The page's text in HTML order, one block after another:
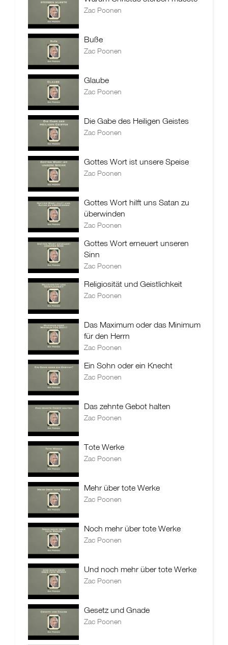
Zac Poonen
Buße
Zac Poonen
Glaube
Zac Poonen
Die Gabe des Heiligen Geistes
Zac Poonen
Gottes Wort ist unsere Speise
Zac Poonen
Gottes Wort hilft uns Satan zu
überwinden
Zac Poonen
Gottes Wort erneuert unseren
Sinn
Zac Poonen
Religiosität und Geistlichkeit
Zac Poonen
Das Maximum oder das Minimum
für den Herrn
Zac Poonen
Ein Sohn oder ein Knecht
Zac Poonen
Das zehnte Gebot halten
Zac Poonen
Tote Werke
Zac Poonen
Mehr über tote Werke
Zac Poonen
Noch mehr über tote Werke
Zac Poonen
Und noch mehr über tote Werke
Zac Poonen
Gesetz und Gnade
Zac Poonen